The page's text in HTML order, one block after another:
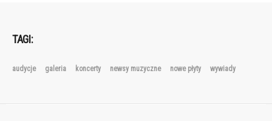
TAGI:
audycje galeria koncerty newsy muzyczne nowe płyty wywiady